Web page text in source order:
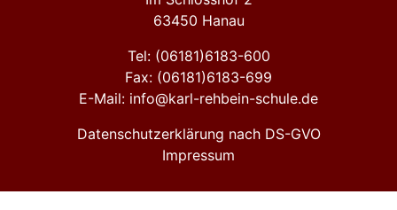
63450 Hanau
Tel: (06181)6183-600
Fax: (06181)6183-699
E-Mail: info@karl-rehbein-schule.de
Datenschutzerklärung nach DS-GVO
Impressum